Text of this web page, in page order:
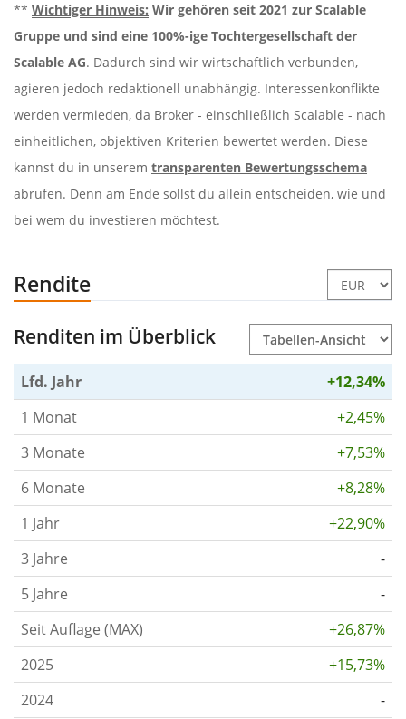
** Wichtiger Hinweis: Wir gehören seit 2021 zur Scalable
Gruppe und sind eine 100%-ige Tochtergesellschaft der
Scalable AG. Dadurch sind wir wirtschaftlich verbunden,
agieren jedoch redaktionell unabhängig. Interessenkonflikte
werden vermieden, da Broker - einschließlich Scalable - nach
einheitlichen, objektiven Kriterien bewertet werden. Diese
kannst du in unserem transparenten Bewertungsschema
abrufen. Denn am Ende sollst du allein entscheiden, wie und
bei wem du investieren möchtest.
Rendite
Renditen im Überblick
Lfd. Jahr
+12,34%
1 Monat
+2,45%
3 Monate
+7,53%
6 Monate
+8,28%
1 Jahr
+22,90%
3 Jahre
-
5 Jahre
-
Seit Auflage (MAX)
+26,87%
2025
+15,73%
2024
-